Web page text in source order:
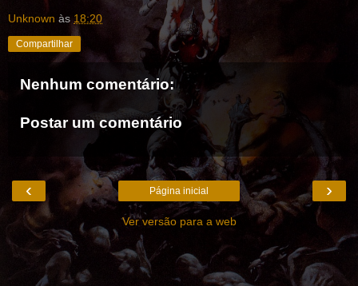
Unknown às 18:20
Compartilhar
Nenhum comentário:
Postar um comentário
‹ ›
Página inicial
Ver versão para a web